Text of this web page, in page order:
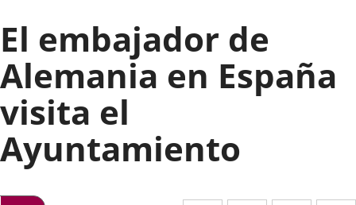
Valladolid
El embajador de
Alemania en España
visita el
Ayuntamiento